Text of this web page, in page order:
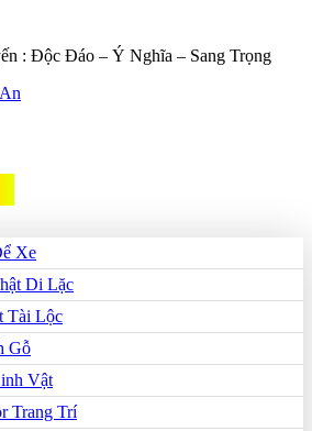
: Độc Đáo – Ý Nghĩa – Sang Trọng
Xe
Di Lặc
Tài Lộc
Gỗ
Vật
Trang Trí